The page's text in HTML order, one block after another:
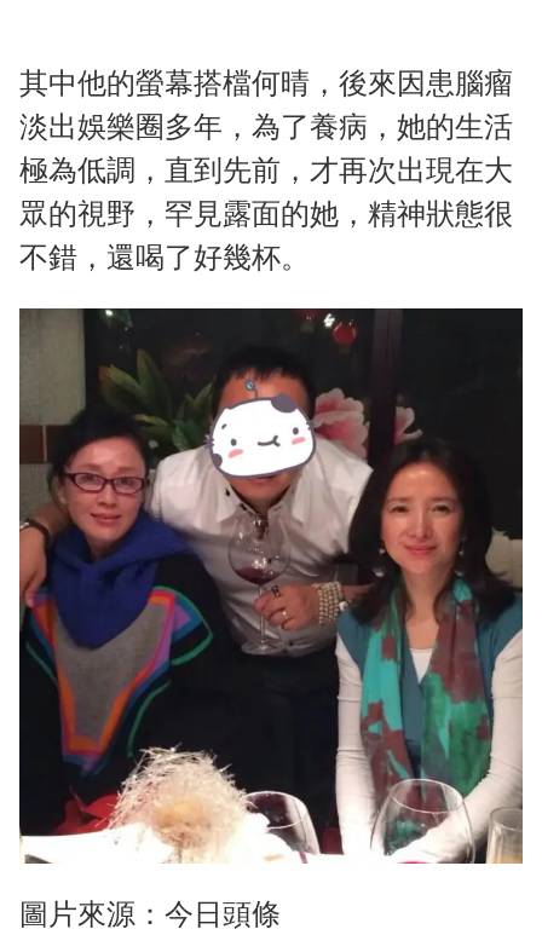
其中他的螢幕搭檔何晴，後來因患腦瘤
淡出娛樂圈多年，為了養病，她的生活
極為低調，直到先前，才再次出現在大
眾的視野，罕見露面的她，精神狀態很
不錯，還喝了好幾杯。
圖片來源：今日頭條